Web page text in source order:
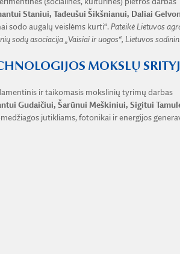
Staniui, Tadeušui Šikšnianui, Daliai
sodo augalų veislėms kurti“.Pateikė Lietuvos
sodų asociacija „Vaisiai ir uogos“, Lietuvos
MOKSLŲ
ir taikomasis mokslinių tyrimų darbas
Gudaičiui, Šarūnui Meškiniui, Sigitui
jutikliams, fotonikai ir energijos